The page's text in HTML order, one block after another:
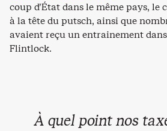
coup d’État dans le même pays, le
à la tête du putsch, ainsi que
avaient reçu un entrainement
Flintlock.
À quel point nos